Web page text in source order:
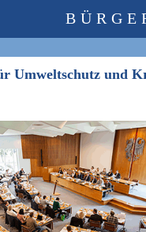
Umweltschutz und